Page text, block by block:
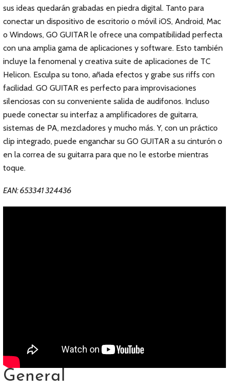
sus ideas quedarán grabadas en piedra digital. Tanto para
conectar un dispositivo de escritorio o móvil iOS, Android, Mac
o Windows, GO GUITAR le ofrece una compatibilidad perfecta
con una amplia gama de aplicaciones y software. Esto también
incluye la fenomenal y creativa suite de aplicaciones de TC
Helicon. Esculpa su tono, añada efectos y grabe sus riffs con
facilidad. GO GUITAR es perfecto para improvisaciones
silenciosas con su conveniente salida de audifonos. Incluso
puede conectar su interfaz a amplificadores de guitarra,
sistemas de PA, mezcladores y mucho más. Y, con un práctico
clip integrado, puede enganchar su GO GUITAR a su cinturón o
en la correa de su guitarra para que no le estorbe mientras
toque.
EAN: 653341 324436
General